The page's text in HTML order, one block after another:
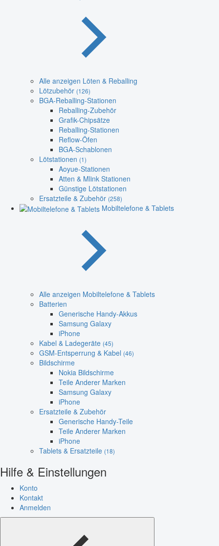
Alle anzeigen Löten & Reballing
Lötzubehör (126)
BGA-Reballing-Stationen
Reballing-Zubehör
Grafik-Chipsätze
Reballing-Stationen
Reflow-Öfen
BGA-Schablonen
Lötstationen (1)
Aoyue-Stationen
Atten & Mlink Stationen
Günstige Lötstationen
Ersatzteile & Zubehör (258)
Mobiltelefone & Tablets
Alle anzeigen Mobiltelefone & Tablets
Batterien
Generische Handy-Akkus
Samsung Galaxy
iPhone
Kabel & Ladegeräte (45)
GSM-Entsperrung & Kabel (46)
Bildschirme
Nokia Bildschirme
Teile Anderer Marken
Samsung Galaxy
iPhone
Ersatzteile & Zubehör
Generische Handy-Teile
Teile Anderer Marken
iPhone
Tablets & Ersatzteile (18)
Hilfe & Einstellungen
Konto
Kontakt
Anmelden